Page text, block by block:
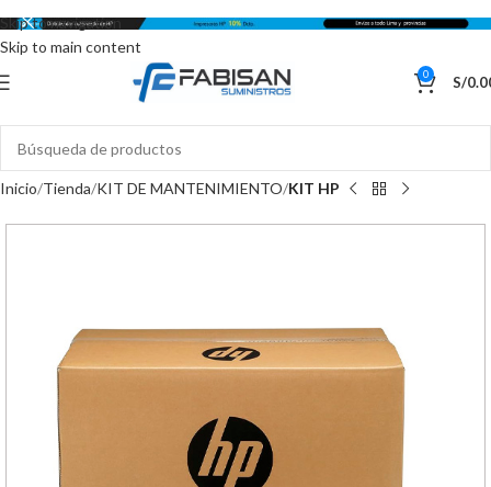
Skip to navigation
Skip to main content
0 S/
Inicio Tienda KIT DE MANTENIMIENTO KIT HP